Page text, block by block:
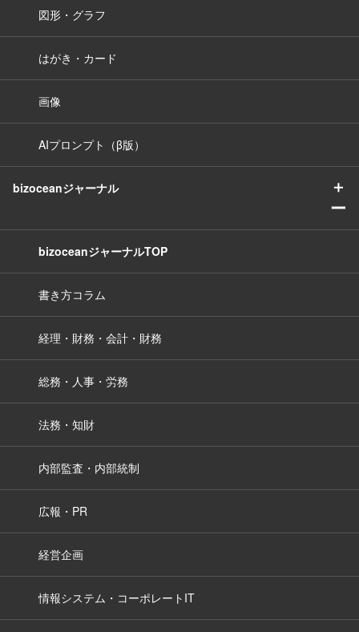
図形・グラフ
はがき・カード
画像
AIプロンプト（β版）
bizoceanジャーナル
＋
ー
bizoceanジャーナルTOP
書き方コラム
経理・財務・会計・財務
総務・人事・労務
法務・知財
内部監査・内部統制
広報・PR
経営企画
情報システム・コーポレートIT